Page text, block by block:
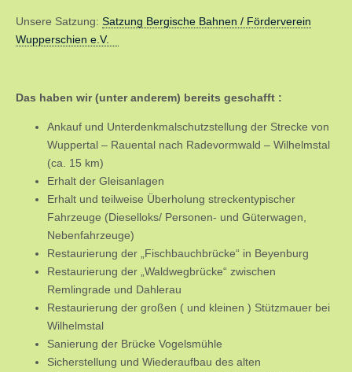
Unsere Satzung: Satzung Bergische Bahnen / Förderverein
Wupperschien e.V.
Das haben wir (unter anderem) bereits geschafft :
Ankauf und Unterdenkmalschutzstellung der Strecke von
Wuppertal – Rauental nach Radevormwald – Wilhelmstal
(ca. 15 km)
Erhalt der Gleisanlagen
Erhalt und teilweise Überholung streckentypischer
Fahrzeuge (Dieselloks/ Personen- und Güterwagen,
Nebenfahrzeuge)
Restaurierung der „Fischbauchbrücke“ in Beyenburg
Restaurierung der „Waldwegbrücke“ zwischen
Remlingrade und Dahlerau
Restaurierung der großen ( und kleinen ) Stützmauer bei
Wilhelmstal
Sanierung der Brücke Vogelsmühle
Sicherstellung und Wiederaufbau des alten